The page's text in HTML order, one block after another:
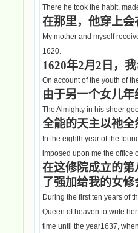
There he took the habit,
在那里，他穿上
My mother and myself
1620.
1620年2月2日，
On account of the youth of
由于另一个女儿
The Almighty in his sheer
全能的天主以祂
In the eighth year of the
imposed upon me the office
在这修院成立的
了强加给我的女
During the first ten years of
Queen of heaven to write
time until the year1637,